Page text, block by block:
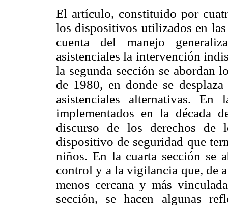
El artículo, constituido por
los dispositivos utilizados en
cuenta del manejo
asistenciales la intervención
la segunda sección se abordan
de 1980, en donde se
asistenciales alternativas.
implementados en la década
discurso de los derechos
dispositivo de seguridad que
niños. En la cuarta sección se
control y a la vigilancia que, de
menos cercana y más
sección, se hacen algunas